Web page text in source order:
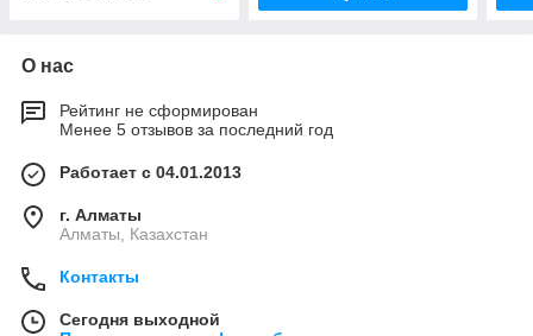
О нас
Рейтинг не сформирован
Менее 5 отзывов за последний год
Работает с 04.01.2013
г. Алматы
Алматы, Казахстан
Контакты
Сегодня выходной